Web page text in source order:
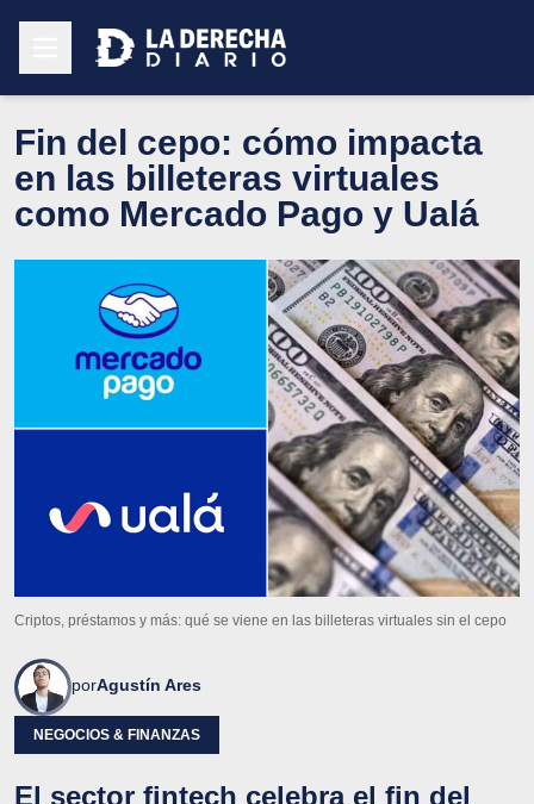
Fin del cepo: cómo impacta
en las billeteras virtuales
como Mercado Pago y Ualá
Criptos, préstamos y más: qué se viene en las billeteras virtuales sin el cepo
porAgustín Ares
NEGOCIOS & FINANZAS
El sector fintech celebra el fin del